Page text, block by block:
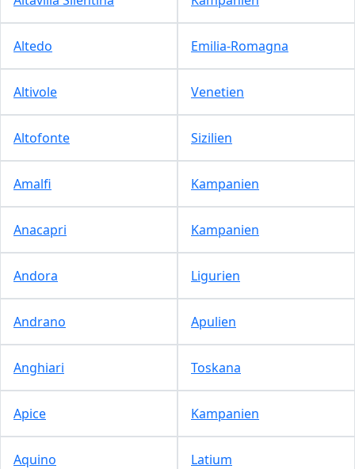
Altedo Emilia-Romagna
Altivole Venetien
Altofonte Sizilien
Amalfi Kampanien
Anacapri Kampanien
Andora Ligurien
Andrano Apulien
Anghiari Toskana
Apice Kampanien
Aquino Latium